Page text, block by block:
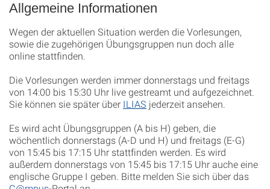
Allgemeine Informationen
Wegen der aktuellen Situation werden die Vorlesungen,
sowie die zugehörigen Übungsgruppen nun doch alle
online stattfinden.
Die Vorlesungen werden immer donnerstags und freitags
von 14:00 bis 15:30 Uhr live gestreamt und aufgezeichnet.
Sie können sie später über ILIAS jederzeit ansehen.
Es wird acht Übungsgruppen (A bis H) geben, die
wöchentlich donnerstags (A-D und H) und freitags (E-G)
von 15:45 bis 17:15 Uhr stattfinden werden. Es wird
außerdem donnerstags von 15:45 bis 17:15 Uhr auche eine
englische Gruppe I geben. Bitte melden Sie sich über das